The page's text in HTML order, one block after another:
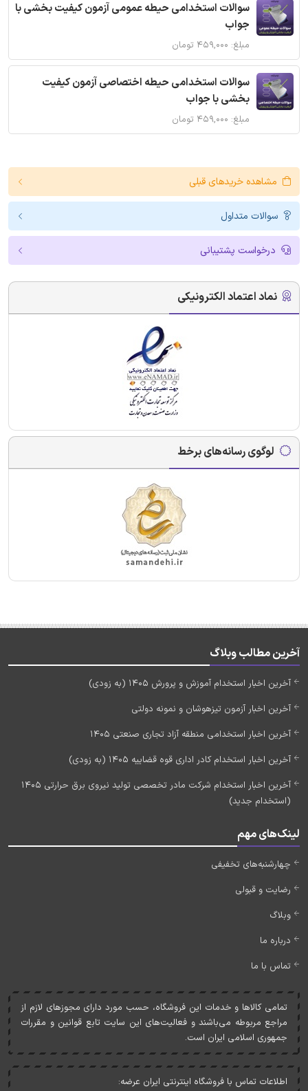
سوالات استخدامی حیطه عمومی آزمون کیفیت بخشی با
جواب
مبلغ: ۴۵۹,۰۰۰ تومان
سوالات استخدامی حیطه اختصاصی آزمون کیفیت
بخشی با جواب
مبلغ: ۴۵۹,۰۰۰ تومان
مشاهده خریدهای قبلی
سوالات متداول
درخواست پشتیبانی
نماد اعتماد الکترونیکی
لوگوی رسانه‌های برخط
آخرین مطالب وبلاگ
آخرین اخبار استخدام آموزش و پرورش 1405 (به زودی)
آخرین اخبار آزمون تیزهوشان و نمونه دولتی
آخرین اخبار استخدامی منطقه آزاد تجاری صنعتی 1405
آخرین اخبار استخدام کادر اداری قوه قضاییه 1405 (به زودی)
آخرین اخبار استخدام شرکت مادر تخصصی تولید نیروی برق حرارتی 1405
(استخدام جدید)
لینک‌های مهم
چهارشنبه‌های تخفیفی
رضایت و قبولی
وبلاگ
درباره ما
تماس با ما
تمامی کالاها و خدمات اين فروشگاه، حسب مورد دارای مجوزهای لازم از
مراجع مربوطه می‌باشند و فعاليت‌های اين سايت تابع قوانين و مقررات
جمهوری اسلامی ايران است.
اطلاعات تماس با فروشگاه اینترنتی ایران عرضه: